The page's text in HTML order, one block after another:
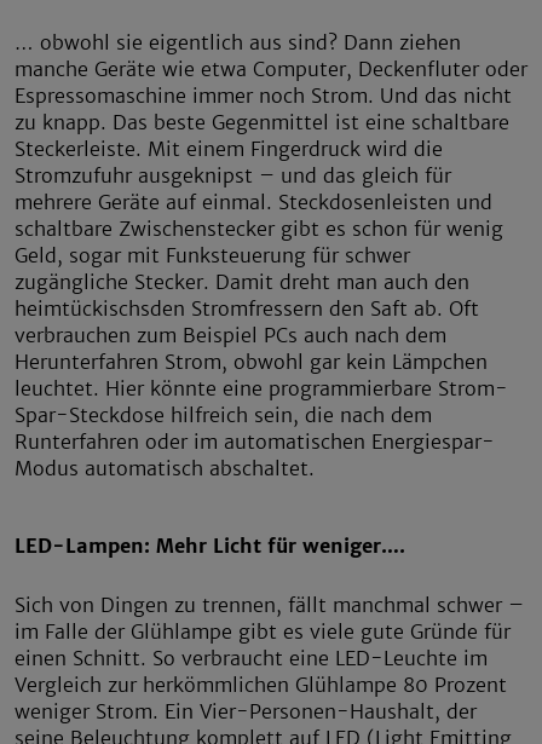
… obwohl sie eigentlich aus sind? Dann ziehen
manche Geräte wie etwa Computer, Deckenfluter oder
Espressomaschine immer noch Strom. Und das nicht
zu knapp. Das beste Gegenmittel ist eine schaltbare
Steckerleiste. Mit einem Fingerdruck wird die
Stromzufuhr ausgeknipst – und das gleich für
mehrere Geräte auf einmal. Steckdosenleisten und
schaltbare Zwischenstecker gibt es schon für wenig
Geld, sogar mit Funksteuerung für schwer
zugängliche Stecker. Damit dreht man auch den
heimtückischsden Stromfressern den Saft ab. Oft
verbrauchen zum Beispiel PCs auch nach dem
Herunterfahren Strom, obwohl gar kein Lämpchen
leuchtet. Hier könnte eine programmierbare Strom-
Spar-Steckdose hilfreich sein, die nach dem
Runterfahren oder im automatischen Energiespar-
Modus automatisch abschaltet.
LED-Lampen: Mehr Licht für weniger….
Sich von Dingen zu trennen, fällt manchmal schwer –
im Falle der Glühlampe gibt es viele gute Gründe für
einen Schnitt. So verbraucht eine LED-Leuchte im
Vergleich zur herkömmlichen Glühlampe 80 Prozent
weniger Strom. Ein Vier-Personen-Haushalt, der
seine Beleuchtung komplett auf LED (Light Emitting